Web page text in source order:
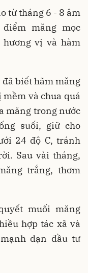
từ tháng 6 - 8 âm
măng mọc
vị và hàm
biết hãm măng
và chua quá
măng trong nước
suối, giữ cho
24 độ C, tránh
Sau vài tháng,
trắng, thơm
muối măng
hợp tác xã và
dạn đầu tư